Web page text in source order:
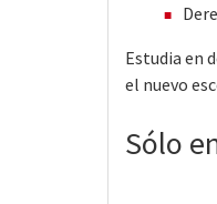
Estudia en
el nuevo
Sólo